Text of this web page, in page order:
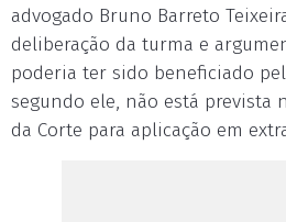
advogado Bruno Barreto
deliberação da turma e
poderia ter sido beneficiado
segundo ele, não está
da Corte para aplicação em